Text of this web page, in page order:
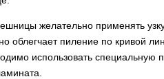
желательно применять
облегчает пиление по кривой
использовать специальную